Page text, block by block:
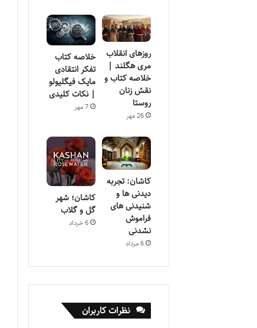
روزهای انقلاب
مری هگلند |
خلاصه کتاب و
نقش زنان
روستا
26 مهر
خلاصه کتاب
تفکر انتقادی
مایک فیگلیولو
| نکات کلیدی
7 مهر
کاشان: تجربه
دیدنی ها و
شنیدنی های
فراموش
نشدنی
6 مرداد
کاشان؛ شهر
گل و گلاب
6 خرداد
نظرات کاربران